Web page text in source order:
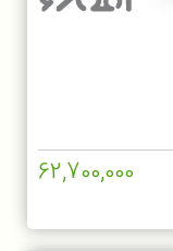
62,700,000